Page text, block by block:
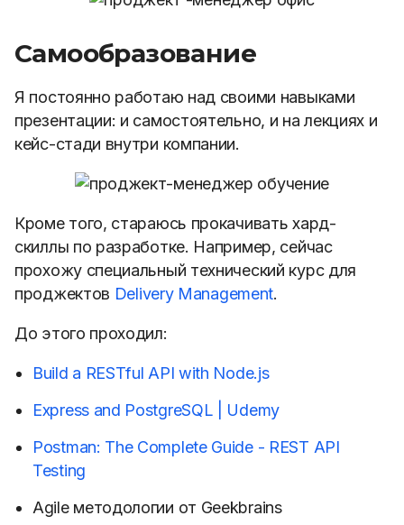
Самообразование
Я постоянно работаю над своими навыками
презентации: и самостоятельно, и на лекциях и
кейс-стади внутри компании.
Кроме того, стараюсь прокачивать хард-
скиллы по разработке. Например, сейчас
прохожу специальный технический курс для
проджектов Delivery Management.
До этого проходил:
Build a RESTful API with Node.js
Express and PostgreSQL | Udemy
Postman: The Complete Guide - REST API
Testing
Agile методологии от Geekbrains